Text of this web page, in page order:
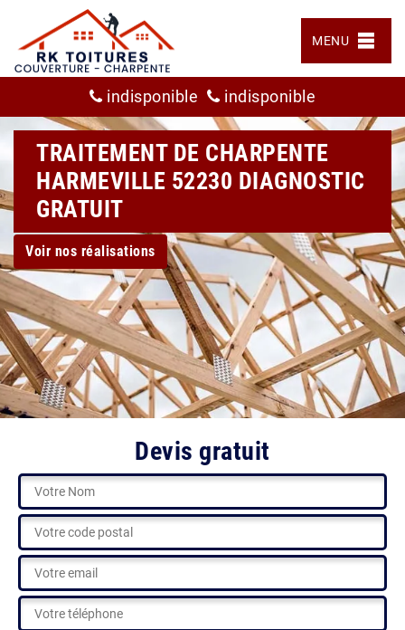
MENU
indisponible indisponible
TRAITEMENT DE CHARPENTE
HARMEVILLE 52230 DIAGNOSTIC
GRATUIT
Voir nos réalisations
Devis gratuit